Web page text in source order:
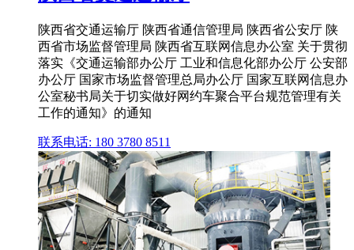
陕西省交通运输厅 陕西省通信管理局 陕西省公安厅 陕
西省市场监督管理局 陕西省互联网信息办公室 关于贯彻
落实《交通运输部办公厅 工业和信息化部办公厅 公安部
办公厅 国家市场监督管理总局办公厅 国家互联网信息办
公室秘书局关于切实做好网约车聚合平台规范管理有关
工作的通知》的通知
联系电话: 180 3780 8511